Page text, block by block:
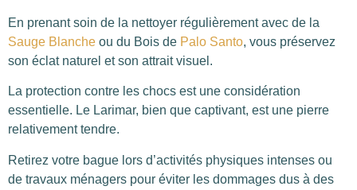
En prenant soin de la nettoyer régulièrement avec de la
Sauge Blanche ou du Bois de Palo Santo, vous préservez
son éclat naturel et son attrait visuel.
La protection contre les chocs est une considération
essentielle. Le Larimar, bien que captivant, est une pierre
relativement tendre.
Retirez votre bague lors d’activités physiques intenses ou
de travaux ménagers pour éviter les dommages dus à des